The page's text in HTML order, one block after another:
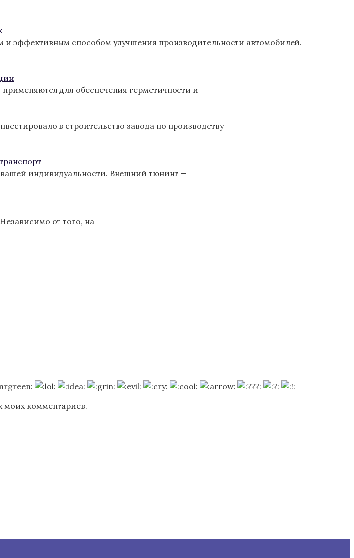
и эффективным способом улучшения производительности автомобилей.
для обеспечения герметичности и
в строительство завода по производству
индивидуальности. Внешний тюнинг —
от того, на
моих комментариев.